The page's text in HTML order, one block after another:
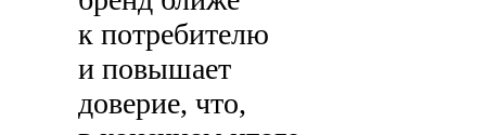
к потребителю
и повышает
доверие, что,